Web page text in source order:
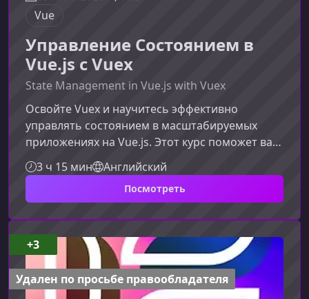
Vue
Управление Состоянием в
Vue.js с Vuex
State Management in Vue.js with Vuex
Освойте Vuex и научитесь эффективно
управлять состоянием в масштабируемых
приложениях на Vue.js. Этот курс поможет вам
перейти от базовой структуры проекта к
профессиональному архитектурному подходу,
используя модули, плагины и продвинутые
шаблоны Vuex.Что вы узнаете на курсеКурс
выстроен таким образом, чтобы шаг за шагом
провести вас через ключевые концепции Vuex
— от основ до продвинутых приемов
разработки.Понимание принципов
управления со
3 ч 15 мин Английский
Посмотреть
+3
Удален по просьбе правообладателя